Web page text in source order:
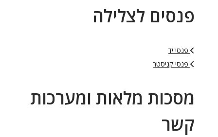
פנסים לצלילה
פנסי יד
פנסי קניסטר
מסכות מלאות ומערכות
קשר